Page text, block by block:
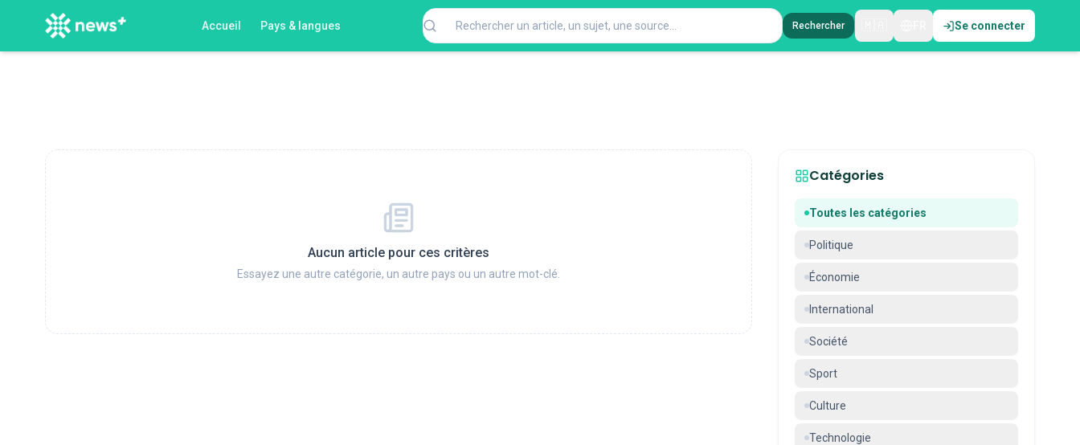
Accueil Pays & langues Rechercher Se connecter
Aucun article pour ces critères
Essayez une autre catégorie, un autre pays ou un autre mot-clé.
Catégories
Toutes les catégories
Politique
Économie
International
Société
Sport
Culture
Technologie